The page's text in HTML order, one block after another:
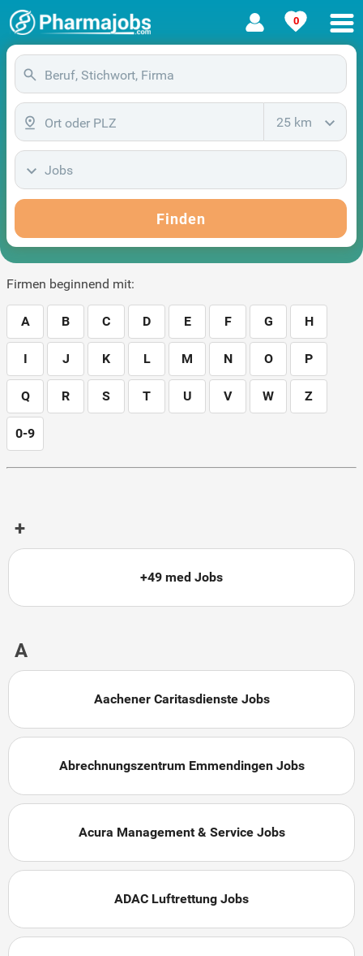
0
25 km
Jobs
Finden
Firmen beginnend mit:
A B C D E F G H
I J K L M N O P
Q R S T U V W Z
0-9
+
+49 med Jobs
A
Aachener Caritasdienste Jobs
Abrechnungszentrum Emmendingen Jobs
Acura Management & Service Jobs
ADAC Luftrettung Jobs